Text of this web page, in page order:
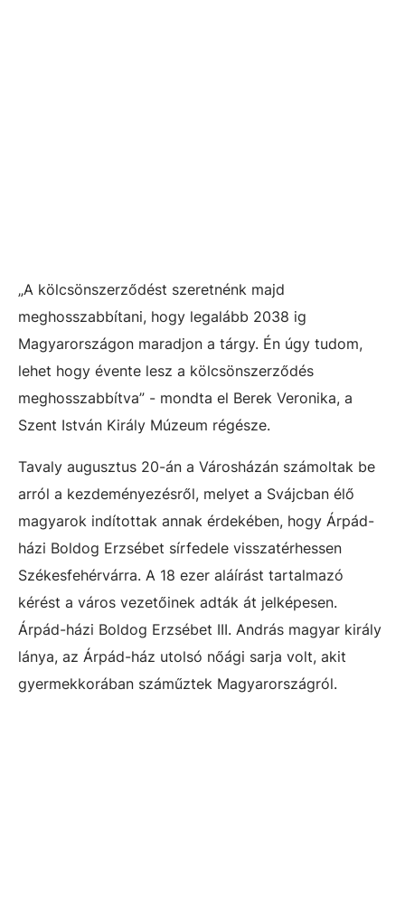
„A kölcsönszerződést szeretnénk majd
meghosszabbítani, hogy legalább 2038 ig
Magyarországon maradjon a tárgy. Én úgy tudom,
lehet hogy évente lesz a kölcsönszerződés
meghosszabbítva” - mondta el Berek Veronika, a
Szent István Király Múzeum régésze.
Tavaly augusztus 20-án a Városházán számoltak be
arról a kezdeményezésről, melyet a Svájcban élő
magyarok indítottak annak érdekében, hogy Árpád-
házi Boldog Erzsébet sírfedele visszatérhessen
Székesfehérvárra. A 18 ezer aláírást tartalmazó
kérést a város vezetőinek adták át jelképesen.
Árpád-házi Boldog Erzsébet III. András magyar király
lánya, az Árpád-ház utolsó nőági sarja volt, akit
gyermekkorában száműztek Magyarországról.